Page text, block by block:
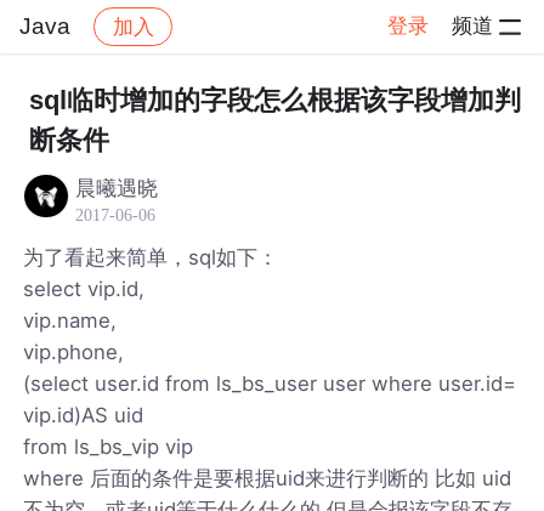
Java 加入 登录 频道
社区 Java 帖子详情
sql临时增加的字段怎么根据该字段增加判
断条件
晨曦遇晓
2017-06-06
为了看起来简单，sql如下：
select vip.id,
vip.name,
vip.phone,
(select user.id from ls_bs_user user where user.id=
vip.id)AS uid
from ls_bs_vip vip
where 后面的条件是要根据uid来进行判断的 比如 uid